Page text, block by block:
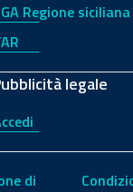
Regione siciliana
legale
di